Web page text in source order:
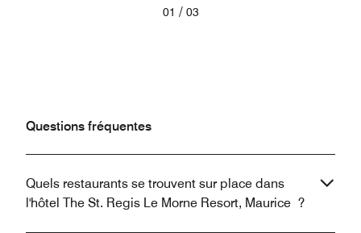
01 / 03
Questions fréquentes
Quels restaurants se trouvent sur place dans
l'hôtel The St. Regis Le Morne Resort, Maurice ?